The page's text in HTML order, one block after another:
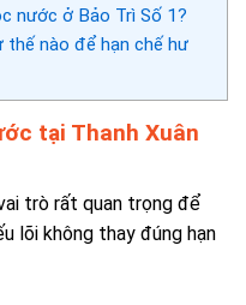
nước ở Bảo Trì Số 1?
thế nào để hạn chế hư
tại Thanh Xuân
trò rất quan trọng để
lõi không thay đúng hạn